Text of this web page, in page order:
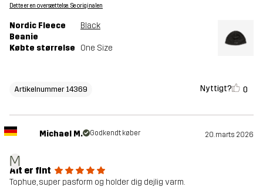
Dette er en oversættelse. Se originalen
Nordic Fleece
Beanie
Black
Købte størrelse One Size
Artikelnummer 14369 Nyttigt? 0
M
Michael M. Godkendt køber 20. marts 2026
Alt er fint
Tophue, super pasform og holder dig dejlig varm.